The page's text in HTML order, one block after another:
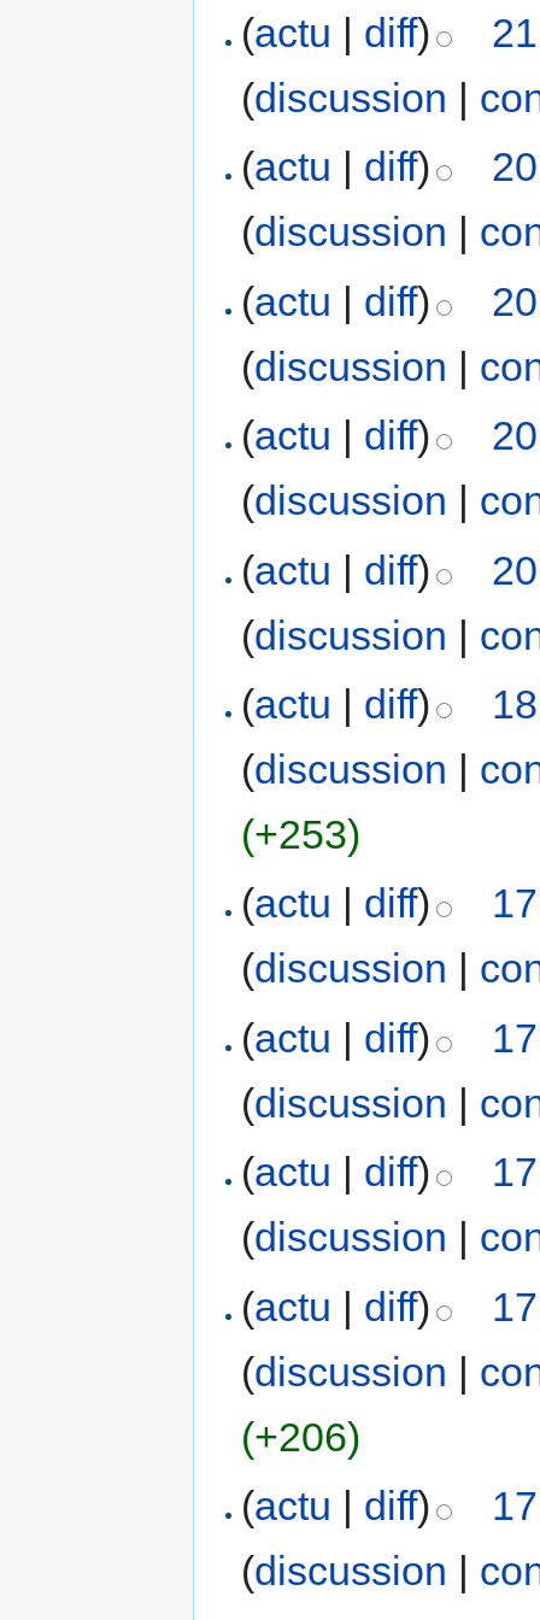
(actu | diff)
(discussion |
(actu diff)
(discussion
(actu | diff)
(discussion |
(actu | diff)
(discussion |
(actu | diff)
(discussion |
(actu | diff)
(discussion |
(+253)
(actu diff)
(discussion
(actu | diff)
(discussion |
(actu | diff)
(discussion |
(actu | diff)
(discussion |
(+206)
(actu | diff)
(discussion |